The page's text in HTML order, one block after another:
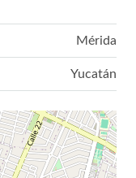
Mérida
Yucatán